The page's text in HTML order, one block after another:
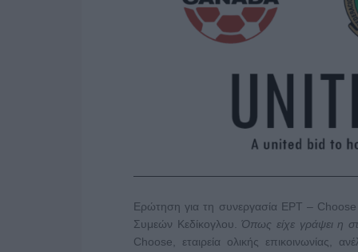
Eρώτηση για τη συνεργασία ΕΡΤ –
Συμεών Κεδίκογλου.Όπως είχε γράψει η
Choose, εταιρεία ολικής